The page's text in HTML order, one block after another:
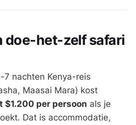
doe-het-zelf safari
nachten Kenya-reis
Maasai Mara) kost
$1.200 per persoon als je
Dat is accommodatie,